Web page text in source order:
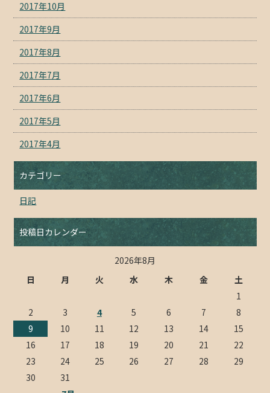
2017年10月
2017年9月
2017年8月
2017年7月
2017年6月
2017年5月
2017年4月
カテゴリー
日記
投稿日カレンダー
2026年8月
日
月 火 水 木 金 土
1
2
3 4 5 6 7
8
9
10 11 12 13 14
15
16
17 18 19 20 21
22
23
24 25 26 27 28
29
30
31